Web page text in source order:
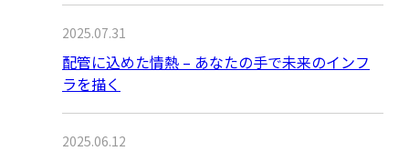
2025.07.31
配管に込めた情熱 – あなたの手で未来のインフ
ラを描く
2025.06.12